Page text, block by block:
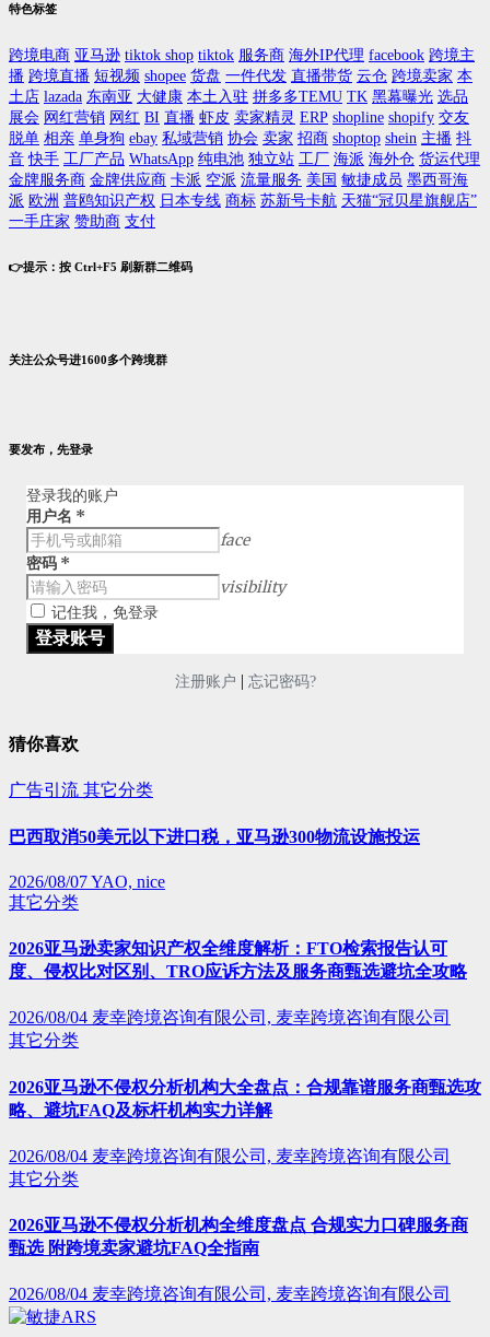
特色标签
跨境电商 亚马逊 tiktok shop tiktok 服务商 海外IP代理 facebook 跨境主
播 跨境直播 短视频 shopee 货盘 一件代发 直播带货 云仓 跨境卖家 本
土店 lazada 东南亚 大健康 本土入驻 拼多多TEMU TK 黑幕曝光 选品
展会 网红营销 网红 BI 直播 虾皮 卖家精灵 ERP shopline shopify 交友
脱单 相亲 单身狗 ebay 私域营销 协会 卖家 招商 shoptop shein 主播 抖
音 快手 工厂产品 WhatsApp 纯电池 独立站 工厂 海派 海外仓 货运代理
金牌服务商 金牌供应商 卡派 空派 流量服务 美国 敏捷成员 墨西哥海
派 欧洲 普鸥知识产权 日本专线 商标 苏新号卡航 天猫“冠贝星旗舰店”
一手庄家 赞助商 支付
👉提示：按 Ctrl+F5 刷新群二维码
关注公众号进1600多个跨境群
要发布，先登录
登录我的账户
用户名 *
face
密码 *
visibility
记住我，免登录
注册账户 | 忘记密码?
猜你喜欢
广告引流 其它分类
巴西取消50美元以下进口税，亚马逊300物流设施投运
2026/08/07YAO, nice
其它分类
2026亚马逊卖家知识产权全维度解析：FTO检索报告认可
度、侵权比对区别、TRO应诉方法及服务商甄选避坑全攻略
2026/08/04 麦幸跨境咨询有限公司, 麦幸跨境咨询有限公司
其它分类
2026亚马逊不侵权分析机构大全盘点：合规靠谱服务商甄选攻
略、避坑FAQ及标杆机构实力详解
2026/08/04 麦幸跨境咨询有限公司, 麦幸跨境咨询有限公司
其它分类
2026亚马逊不侵权分析机构全维度盘点 合规实力口碑服务商
甄选 附跨境卖家避坑FAQ全指南
2026/08/04 麦幸跨境咨询有限公司, 麦幸跨境咨询有限公司